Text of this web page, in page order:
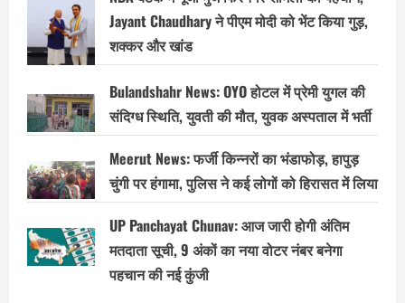
Jayant Chaudhary ने पीएम मोदी को भेंट किया गुड़,
शक्कर और खांड
Bulandshahr News: OYO होटल में प्रेमी युगल की
संदिग्ध स्थिति, युवती की मौत, युवक अस्पताल में भर्ती
Meerut News: फर्जी किन्नरों का भंडाफोड़, हापुड़
चुंगी पर हंगामा, पुलिस ने कई लोगों को हिरासत में लिया
UP Panchayat Chunav: आज जारी होगी अंतिम
मतदाता सूची, 9 अंकों का नया वोटर नंबर बनेगा
पहचान की नई कुंजी